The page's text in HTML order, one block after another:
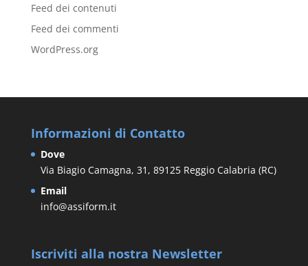
Feed dei contenuti
Feed dei commenti
WordPress.org
Informazioni di Contatto
Dove
Via Biagio Camagna, 31, 89125 Reggio Calabria (RC)
Email
info@assiform.it
Iscriviti alla nostra Newsletter